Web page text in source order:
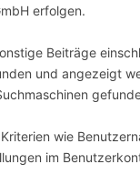
erfolgen.
Beiträge
und angezeigt
wie
im